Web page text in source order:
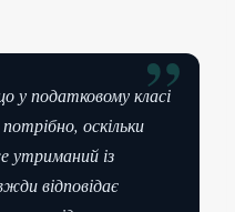
”
податковому класі
оскільки
утриманий із
відповідає